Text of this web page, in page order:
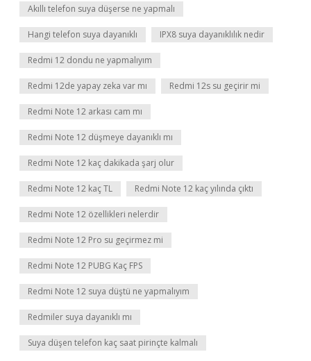
Akıllı telefon suya düşerse ne yapmalı
Hangi telefon suya dayanıklı IPX8 suya dayanıklılık nedir
Redmi 12 dondu ne yapmalıyım
Redmi 12de yapay zeka var mı Redmi 12s su geçirir mi
Redmi Note 12 arkası cam mı
Redmi Note 12 düşmeye dayanıklı mı
Redmi Note 12 kaç dakikada şarj olur
Redmi Note 12 kaç TL Redmi Note 12 kaç yılında çıktı
Redmi Note 12 özellikleri nelerdir
Redmi Note 12 Pro su geçirmez mi
Redmi Note 12 PUBG Kaç FPS
Redmi Note 12 suya düştü ne yapmalıyım
Redmiler suya dayanıklı mı
Suya düşen telefon kaç saat pirinçte kalmalı